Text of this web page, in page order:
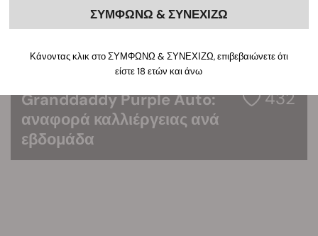
Granddaddy Purple Auto:
αναφορά καλλιέργειας ανά
εβδομάδα
432
ΣΥΜΦΩΝΩ & ΣΥΝΕΧΙΖΩ
Κάνοντας κλικ στο ΣΥΜΦΩΝΩ & ΣΥΝΕΧΙΖΩ, επιβεβαιώνετε ότι
είστε 18 ετών και άνω